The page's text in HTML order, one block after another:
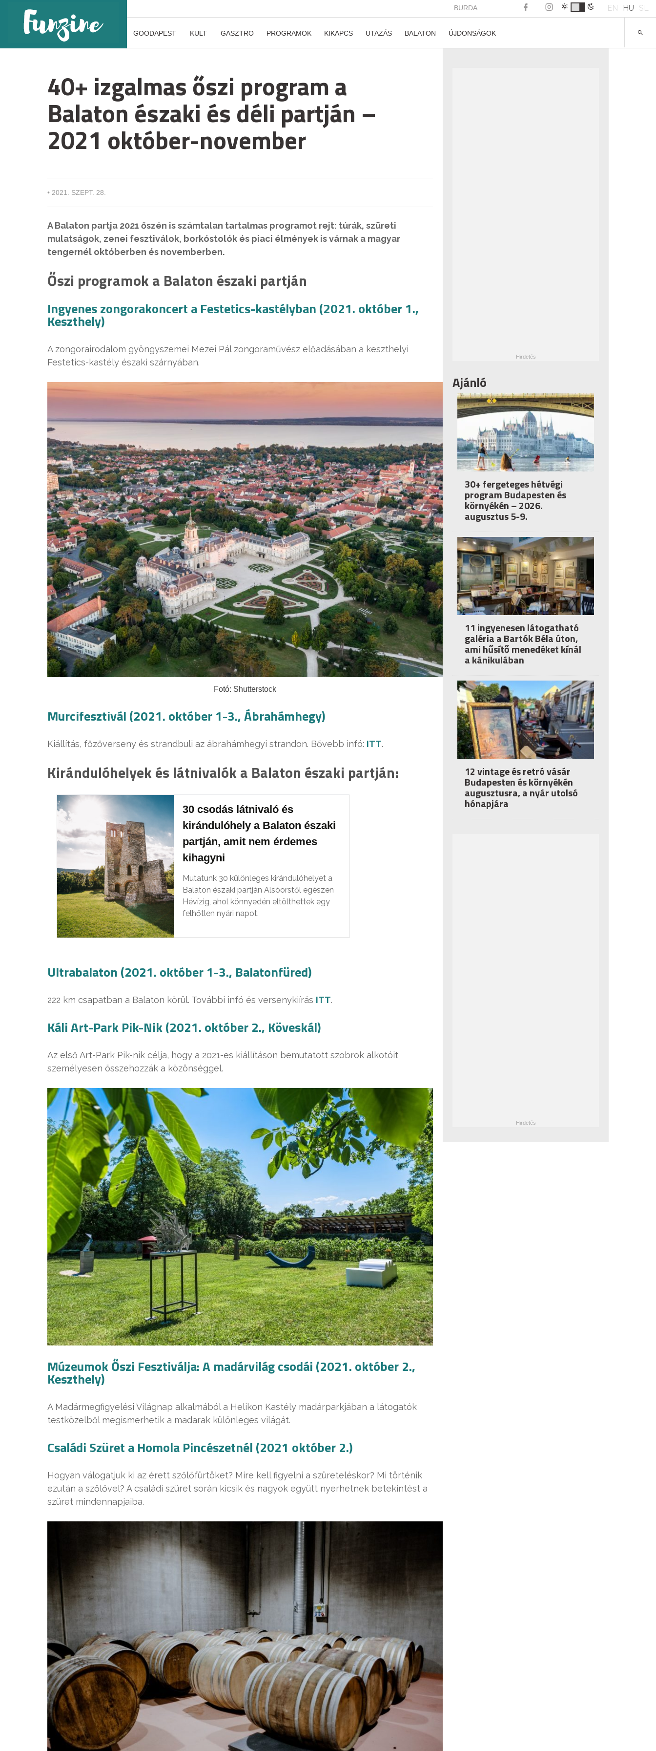
BURDA EN HU SL
GOODAPEST KULT GASZTRO PROGRAMOK KIKAPCS UTAZÁS BALATON ÚJDONSÁGOK
40+ izgalmas őszi program a
Balaton északi és déli partján –
2021 október-november
• 2021. SZEPT. 28.
A Balaton partja 2021 őszén is számtalan tartalmas programot rejt: túrák, szüreti
mulatságok, zenei fesztiválok, borkóstolók és piaci élmények is várnak a magyar
tengernél októberben és novemberben.
Őszi programok a Balaton északi partján
Ingyenes zongorakoncert a Festetics-kastélyban (2021. október 1.,
Keszthely)
A zongorairodalom gyöngyszemei Mezei Pál zongoraművész előadásában a keszthelyi
Festetics-kastély északi szárnyában.
Fotó: Shutterstock
Murcifesztivál (2021. október 1-3., Ábrahámhegy)
Kiállítás, főzőverseny és strandbuli az ábrahámhegyi strandon. Bővebb infó: ITT.
Kirándulóhelyek és látnivalók a Balaton északi partján:
30 csodás látnivaló és
kirándulóhely a Balaton északi
partján, amit nem érdemes
kihagyni
Mutatunk 30 különleges kirándulóhelyet a
Balaton északi partján Alsóörstől egészen
Hévízig, ahol könnyedén eltölthettek egy
felhőtlen nyári napot.
Ultrabalaton (2021. október 1-3., Balatonfüred)
222 km csapatban a Balaton körül. További infó és versenykiírás ITT.
Káli Art-Park Pik-Nik (2021. október 2., Köveskál)
Az első Art-Park Pik-nik célja, hogy a 2021-es kiállításon bemutatott szobrok alkotóit
személyesen összehozzák a közönséggel.
Múzeumok Őszi Fesztiválja: A madárvilág csodái (2021. október 2.,
Keszthely)
A Madármegfigyelési Világnap alkalmából a Helikon Kastély madárparkjában a látogatók
testközelből megismerhetik a madarak különleges világát.
Családi Szüret a Homola Pincészetnél (2021 október 2.)
Hogyan válogatjuk ki az érett szőlőfürtöket? Mire kell figyelni a szüreteléskor? Mi történik
ezután a szőlővel? A családi szüret során kicsik és nagyok együtt nyerhetnek betekintést a
szüret mindennapjaiba.
Ajánló
30+ fergeteges hétvégi
program Budapesten és
környékén – 2026.
augusztus 5-9.
11 ingyenesen látogatható
galéria a Bartók Béla úton,
ami hűsítő menedéket kínál
a kánikulában
12 vintage és retró vásár
Budapesten és környékén
augusztusra, a nyár utolsó
hónapjára